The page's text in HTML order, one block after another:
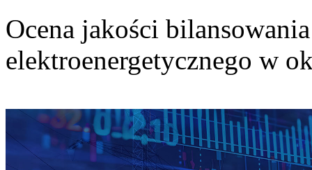
Ocena jakości
elektroenergetycznego w